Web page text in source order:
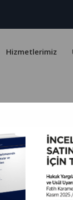
Hizmetlerimiz
Enstitüsü
sorumluluk kabul
alındığı